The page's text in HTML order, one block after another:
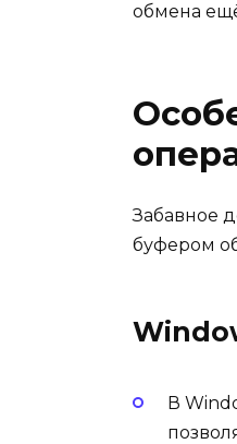
обмена
Забавное
буфером
В